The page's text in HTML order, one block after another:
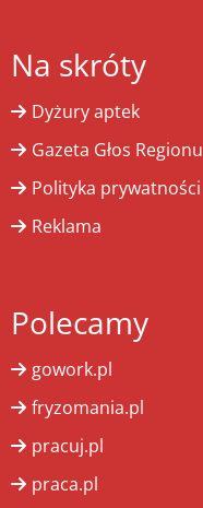
Na skróty
Dyżury aptek
Gazeta Głos Regionu
Polityka prywatności
Reklama
Polecamy
gowork.pl
fryzomania.pl
pracuj.pl
praca.pl